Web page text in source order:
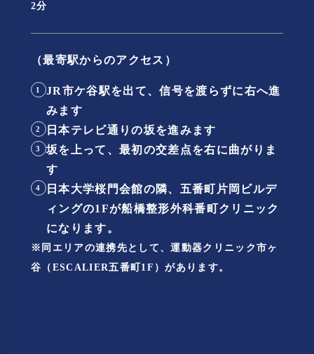
2分
（最寄駅からのアクセス）
1
JR市ケ谷駅を出て、信号を渡らずに右へ進
みます
2 日本テレビ通りの坂を進みます
3
坂を上って、最初の交差点を右に曲がりま
す
4
日本大学桜門会館の隣、五番町片岡ビルデ
ィングの1Fが船橋整形外科番町クリニック
になります。
※同エリアの連携先として、運動器クリニック市ヶ
谷 （ESCALIER五番町1F）があります。